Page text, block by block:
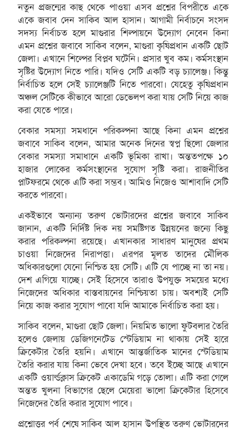
নতুন প্রজন্মের কাছ থেকে পাওয়া এসব প্রশ্নের বিপরীতে একে
একে জবাব দেন সাকিব আল হাসান। আগামী নির্বাচনে সংসদ
সদস্য নির্বাচত হলে মাগুরার শিল্পায়নে উদ্যোগ নেবেন কিনা
এমন প্রশ্নের জবাবে সাকিব বলেন, মাগুরা কৃষিপ্রধান একটি ছোট
জেলা। এখানে শিল্পের বিপ্লব ঘটেনি। প্রসার খুব কম। কর্মসংস্থান
সৃষ্টির উদ্যোগ নিতে পারি। যদিও সেটি একটি বড় চ্যালেঞ্জ। কিন্তু
নির্বাচিত হলে সেই চ্যালেঞ্জটি নিতে পারবো। যেহেতু কৃষিপ্রধান
অঞ্চল সেটিকে কীভাবে আরো ডেভেলপ করা যায় সেটি নিয়ে কাজ
করা যেতে পারে।
বেকার সমস্যা সমধানে পরিকল্পনা আছে কিনা এমন প্রশ্নের
জবাবে সাকিব বলেন, আমার অনেক দিনের স্বপ্ন ছিলো জেলার
বেকার সমস্যা সমাধানে একটি ভূমিকা রাখা। অন্ততপক্ষে ১০
হাজার লোকের কর্মসংস্থানের সুযোগ সৃষ্টি করা। রাজনীতির
প্লাটফরমে থেকে এটি করা সম্ভব। আমিও নিজেও আশাবাদি সেটি
করতে পারবো।
একইভাবে অন্যান্য তরুণ ভোটারদের প্রশ্নের জবাবে সাকিব
জানান, একটি নির্দিষ্ট দিক নয় সমষ্টিগত উন্নয়নের জন্যে কিছু
করার পরিকল্পনা রয়েছে। এখানকার সাধারণ মানুষের প্রথম
চাওয়া নিজেদের নিরাপত্তা। এরপর মূলত তাদের মৌলিক
অধিকারগুলো যেনো নিশ্চিত হয় সেটি। এটি যে পাচ্ছে না তা নয়।
দেশ এগিয়ে যাচ্ছে। সেই হিসেবে তারাও উপযুক্ত সময়ের মধ্যে
নিজেদের অধিকার বাস্তবায়নের নিশ্চিয়তা চায়। অবশ্যই সেটি
নিয়ে কাজ করার সুযোগ পাবো যদি আমাকে নির্বাচিত করা হয়।
সাকিব বলেন, মাগুরা ছোট জেলা। নিয়মিত ভালো ফুটবলার তৈরি
হলেও জেলায় ডেজিগনেটেড স্টেডিয়াম না থাকায় সেই হারে
ক্রিকেটার তৈরি হয়নি। এখানে আন্তর্জাতিক মানের স্টেডিয়াম
তৈরি করার যায় কিনা ভেবে দেখা হবে। তবে ইচ্ছে আছে এখানে
একটি ওয়ার্ল্ডক্লাস ক্রিকেট একাডেমি গড়ে তোলা। এটি করা গেলে
অন্তত খুলনা বিভাগের ছেলে মেয়েরা ভালো ক্রিকেটার হিসেবে
নিজেদের তৈরি করার সুযোগ পাবে।
প্রশ্নোত্তর পর্ব শেষে সাকিব আল হাসান উপস্থিত তরুণ ভোটারদের